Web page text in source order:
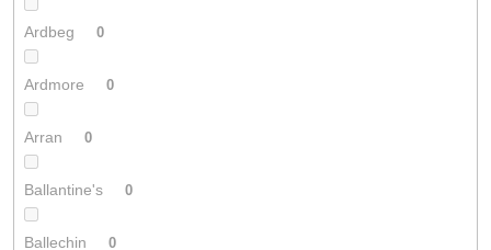
Ardbeg 0
Ardmore 0
Arran 0
Ballantine's 0
Ballechin 0